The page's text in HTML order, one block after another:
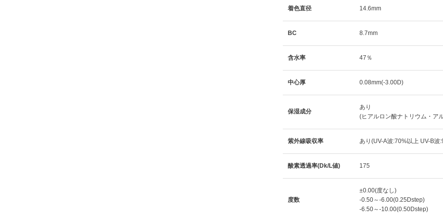
着色直径 14.6mm
BC 8.7mm
含水率 47％
中心厚 0.08mm(-3.00D)
保湿成分
あり
(ヒアルロン酸ナトリウム・ア
紫外線吸収率 あり(UV-A波:70%以上 UV-B波
酸素透過率(Dk/L値) 175
度数
±0.00(度なし)
-0.50～-6.00(0.25Dstep)
-6.50～-10.00(0.50Dstep)